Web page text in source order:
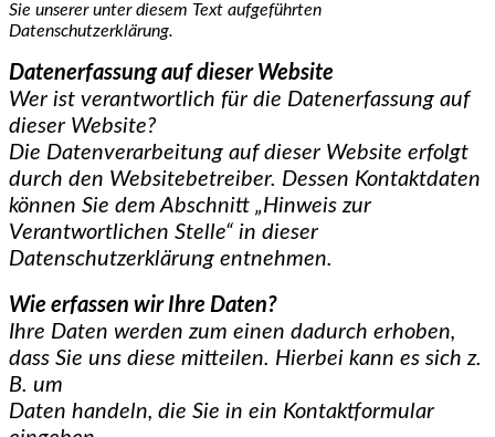
Sie unserer unter diesem Text aufgeführten
Datenschutzerklärung.
Datenerfassung auf dieser Website
Wer ist verantwortlich für die Datenerfassung auf
dieser Website?
Die Datenverarbeitung auf dieser Website erfolgt
durch den Websitebetreiber. Dessen Kontaktdaten
können Sie dem Abschnitt „Hinweis zur
Verantwortlichen Stelle“ in dieser
Datenschutzerklärung entnehmen.
Wie erfassen wir Ihre Daten?
Ihre Daten werden zum einen dadurch erhoben,
dass Sie uns diese mitteilen. Hierbei kann es sich z.
B. um
Daten handeln, die Sie in ein Kontaktformular